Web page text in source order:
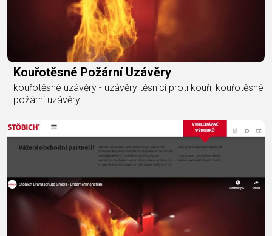
Kouřotěsné Požární Uzávěry
kouřotěsné uzávěry - uzávěry těsnící proti kouři, kouřotěsné
požární uzávěry